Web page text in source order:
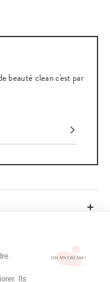
Ils
beauté clean c'est par